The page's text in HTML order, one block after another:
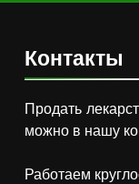
Контакты
Продать
можно в нашу
Работаем